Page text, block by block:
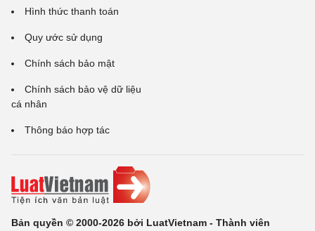
Hình thức thanh toán
Quy ước sử dụng
Chính sách bảo mật
Chính sách bảo vệ dữ liệu
cá nhân
Thông báo hợp tác
Bản quyền © 2000-2026 bởi LuatVietnam - Thành viên